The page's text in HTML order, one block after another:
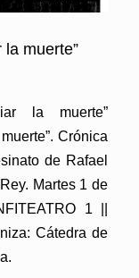
la muerte”
la muerte”
Crónica
de Rafael
Martes 1 de
1 ||
Cátedra de